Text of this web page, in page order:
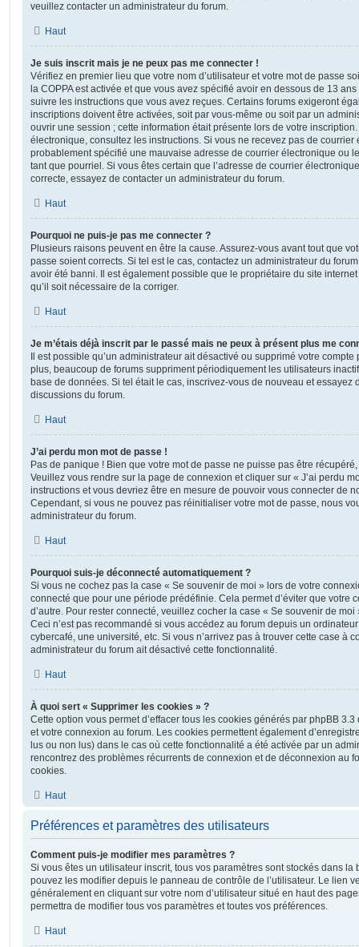
veuillez contacter un administrateur du forum.
Haut
Je suis inscrit mais je ne peux pas me connecter !
Vérifiez en premier lieu que votre nom d’utilisateur et votre mot de passe
la COPPA est activée et que vous avez spécifié avoir en dessous de 13
suivre les instructions que vous avez reçues. Certains forums exigeront
inscriptions doivent être activées, soit par vous-même ou soit par un
ouvrir une session ; cette information était présente lors de votre
électronique, consultez les instructions. Si vous ne recevez pas de courrier
probablement spécifié une mauvaise adresse de courrier électronique ou
tant que pourriel. Si vous êtes certain que l’adresse de courrier
correcte, essayez de contacter un administrateur du forum.
Haut
Pourquoi ne puis-je pas me connecter ?
Plusieurs raisons peuvent en être la cause. Assurez-vous avant tout que
passe soient corrects. Si tel est le cas, contactez un administrateur du
avoir été banni. Il est également possible que le propriétaire du site
qu’il soit nécessaire de la corriger.
Haut
Je m’étais déjà inscrit par le passé mais ne peux à présent plus me
Il est possible qu’un administrateur ait désactivé ou supprimé votre
plus, beaucoup de forums suppriment périodiquement les utilisateurs
base de données. Si tel était le cas, inscrivez-vous de nouveau et essayez
discussions du forum.
Haut
J’ai perdu mon mot de passe !
Pas de panique ! Bien que votre mot de passe ne puisse pas être
Veuillez vous rendre sur la page de connexion et cliquer sur « J’ai perdu
instructions et vous devriez être en mesure de pouvoir vous connecter de
Cependant, si vous ne pouvez pas réinitialiser votre mot de passe, nous
administrateur du forum.
Haut
Pourquoi suis-je déconnecté automatiquement ?
Si vous ne cochez pas la case « Se souvenir de moi » lors de votre
connecté que pour une période prédéfinie. Cela permet d’éviter que votre
d’autre. Pour rester connecté, veuillez cocher la case « Se souvenir de
Ceci n’est pas recommandé si vous accédez au forum depuis un
cybercafé, une université, etc. Si vous n’arrivez pas à trouver cette case à
administrateur du forum ait désactivé cette fonctionnalité.
Haut
À quoi sert « Supprimer les cookies » ?
Cette option vous permet d’effacer tous les cookies générés par phpBB
et votre connexion au forum. Les cookies permettent également
lus ou non lus) dans le cas où cette fonctionnalité a été activée par un
rencontrez des problèmes récurrents de connexion et de déconnexion au
cookies.
Haut
Préférences et paramètres des utilisateurs
Comment puis-je modifier mes paramètres ?
Si vous êtes un utilisateur inscrit, tous vos paramètres sont stockés dans la
pouvez les modifier depuis le panneau de contrôle de l’utilisateur. Le lien
généralement en cliquant sur votre nom d’utilisateur situé en haut des
permettra de modifier tous vos paramètres et toutes vos préférences.
Haut